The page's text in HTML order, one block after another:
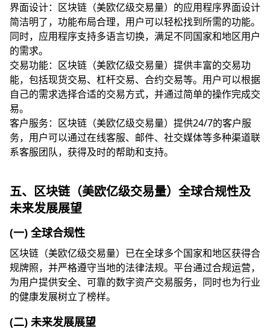
界面设计：区块链（美欧亿级交易量）的应用程序界面设计
简洁明了，功能布局合理，用户可以轻松找到所需的功能。
同时，应用程序支持多语言切换，满足不同国家和地区用户
的需求。
交易功能：区块链（美欧亿级交易量）提供丰富的交易功
能，包括现货交易、杠杆交易、合约交易等。用户可以根据
自己的需求选择合适的交易方式，并通过简单的操作完成交
易。
客户服务：区块链（美欧亿级交易量）提供24/7的客户服
务，用户可以通过在线客服、邮件、社交媒体等多种渠道联
系客服团队，获得及时的帮助和支持。
五、区块链（美欧亿级交易量）全球合规性及
未来发展展望
(一) 全球合规性
区块链（美欧亿级交易量）已在全球多个国家和地区获得合
规牌照，并严格遵守当地的法律法规。平台通过合规运营，
为用户提供安全、可靠的数字资产交易服务，同时也为行业
的健康发展树立了榜样。
(二) 未来发展展望